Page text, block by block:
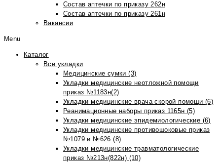
Состав аптечки по приказу 262н
Состав аптечки по приказу 261н
Вакансии
Menu
Каталог
Все укладки
Медицинские сумки (3)
Укладки медицинские неотложной помощи
приказ №1183н(2)
Укладки медицинские врача скорой помощи (6)
Реанимационные наборы приказ 1165н (5)
Укладки медицинские эпидемиологические (6)
Укладки медицинские противошоковые приказ
№1079 и №626 (8)
Укладки медицинские травматологические
приказ №213н(822н) (10)